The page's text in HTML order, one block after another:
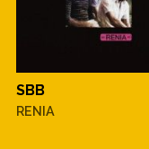
SBB
RENIA